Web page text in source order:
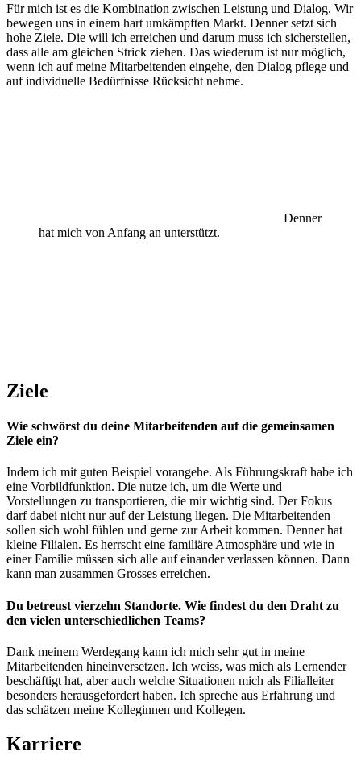
‍Für mich ist es die Kombination zwischen Leistung und Dialog. Wir
bewegen uns in einem hart umkämpften Markt. Denner setzt sich
hohe Ziele. Die will ich erreichen und darum muss ich sicherstellen,
dass alle am gleichen Strick ziehen. Das wiederum ist nur möglich,
wenn ich auf meine Mitarbeitenden eingehe, den Dialog pflege und
auf individuelle Bedürfnisse Rücksicht nehme.
Denner
hat mich von Anfang an unterstützt.
Ziele
Wie schwörst du deine Mitarbeitenden auf die gemeinsamen
Ziele ein?
‍Indem ich mit guten Beispiel vorangehe. Als Führungskraft habe ich
eine Vorbildfunktion. Die nutze ich, um die Werte und
Vorstellungen zu transportieren, die mir wichtig sind. Der Fokus
darf dabei nicht nur auf der Leistung liegen. Die Mitarbeitenden
sollen sich wohl fühlen und gerne zur Arbeit kommen. Denner hat
kleine Filialen. Es herrscht eine familiäre Atmosphäre und wie in
einer Familie müssen sich alle auf einander verlassen können. Dann
kann man zusammen Grosses erreichen.
Du betreust vierzehn Standorte. Wie findest du den Draht zu
den vielen unterschiedlichen Teams?
Dank meinem Werdegang kann ich mich sehr gut in meine
Mitarbeitenden hineinversetzen. Ich weiss, was mich als Lernender
beschäftigt hat, aber auch welche Situationen mich als Filialleiter
besonders herausgefordert haben. Ich spreche aus Erfahrung und
das schätzen meine Kolleginnen und Kollegen.
Karriere